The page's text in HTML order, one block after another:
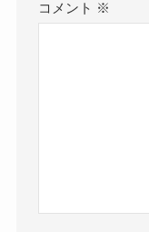
コメント ※